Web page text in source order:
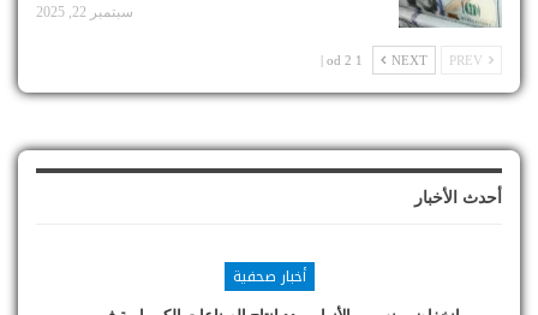
سبتمبر 22, 2025
NEXT
1 od 2 |
أحدث الأخبار
أخبار صحفية